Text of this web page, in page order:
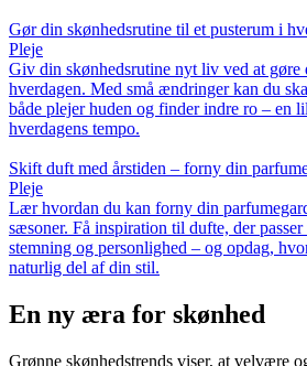
Gør din skønhedsrutine til et pusterum i
Pleje
Giv din skønhedsrutine nyt liv ved at gøre
hverdagen. Med små ændringer kan du
både plejer huden og finder indre ro – en
hverdagens tempo.
Skift duft med årstiden – forny din
Pleje
Lær hvordan du kan forny din
sæsoner. Få inspiration til dufte, der passer
stemning og personlighed – og opdag,
naturlig del af din stil.
En ny æra for skønhed
Grønne skønhedstrends viser, at velvære